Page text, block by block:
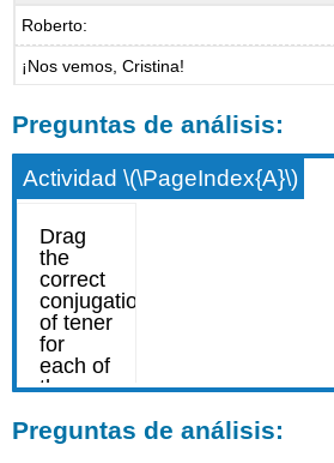
Roberto:
¡Nos vemos, Cristina!
Preguntas de análisis:
Actividad \(\PageIndex{A}\)
Preguntas de análisis: